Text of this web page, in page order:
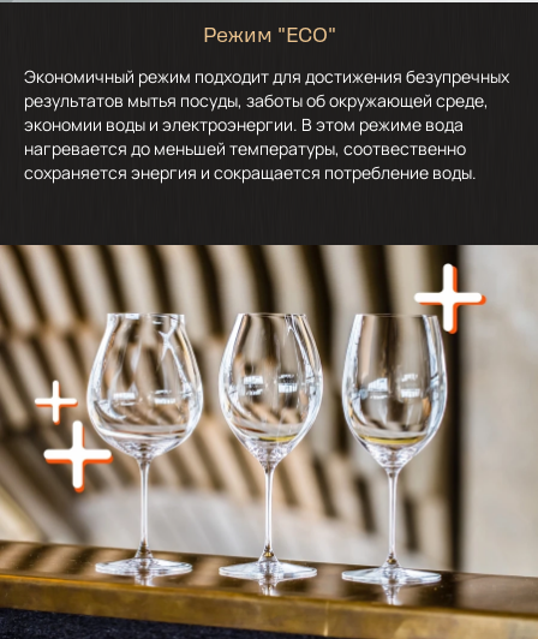
Режим "ECO"
Экономичный режим подходит для достижения безупречных
результатов мытья посуды, заботы об окружающей среде,
экономии воды и электроэнергии. В этом режиме вода
нагревается до меньшей температуры, соотвественно
сохраняется энергия и сокращается потребление воды.